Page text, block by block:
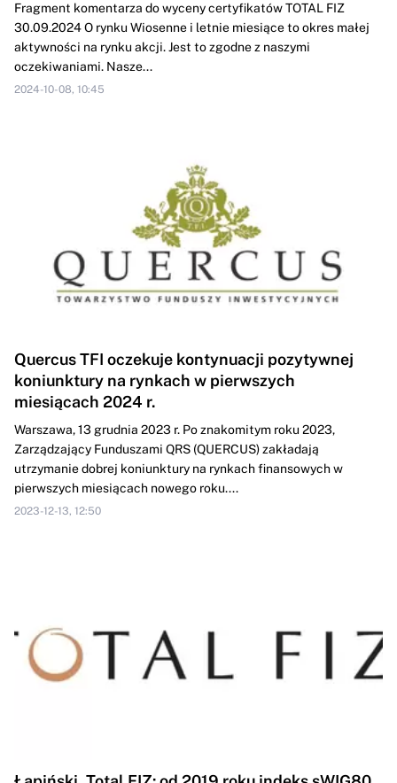
Fragment komentarza do wyceny certyfikatów TOTAL FIZ
30.09.2024 O rynku Wiosenne i letnie miesiące to okres małej
aktywności na rynku akcji. Jest to zgodne z naszymi
oczekiwaniami. Nasze...
2024-10-08, 10:45
Quercus TFI oczekuje kontynuacji pozytywnej
koniunktury na rynkach w pierwszych
miesiącach 2024 r.
Warszawa, 13 grudnia 2023 r. Po znakomitym roku 2023,
Zarządzający Funduszami QRS (QUERCUS) zakładają
utrzymanie dobrej koniunktury na rynkach finansowych w
pierwszych miesiącach nowego roku....
2023-12-13, 12:50